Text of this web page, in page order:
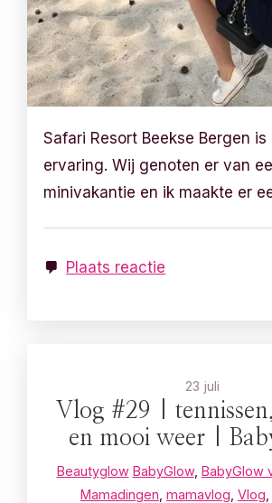
Safari Resort Beekse Bergen is
ervaring. Wij genoten er van
minivakantie en ik maakte er
Plaats reactie
23 juli
Vlog #29 |
en mooi weer |
Beautyglow BabyGlow, BabyGlow
Mamadingen mamavlog Vlog